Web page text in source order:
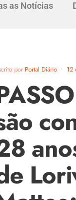
as Notícias
por Portal Diário • 12